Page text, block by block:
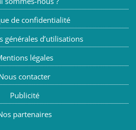
de confidentialité
générales d’utilisations
légales
contacter
Publicité
partenaires